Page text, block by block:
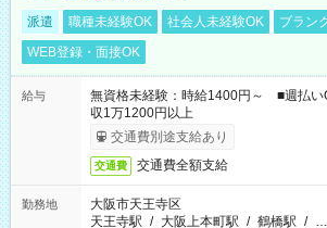
派遣 職種未経験OK 社会人未経験OK
ブラン
WEB登録・面接OK
給与
無資格未経験：時給1400円～ ■週払
収1万1200円以上
交通費別途支給あり
交通費 交通費全額支給
勤務地
大阪市天王寺区
天王寺駅 / 大阪上本町駅 / 鶴橋駅 / …